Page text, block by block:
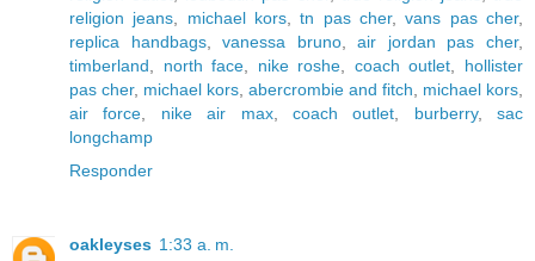
religion jeans
michael kors ,tn pas cher,vans pas cher,
replica handbags,vanessa bruno,air jordan pas cher,
timberland
north face nike roshe coach outlet
hollister
pas cher, michael kors abercrombie and fitch michael kors
air force
nike air max, coach outlet burberry, sac
longchamp
Responder
oakleyses 1:33 a. m.